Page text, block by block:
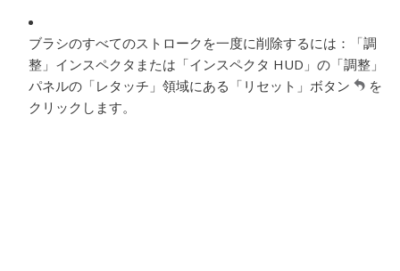
ブラシのすべてのストロークを一度に削除するには：
「調
整」インスペクタまたは「インスペクタ HUD」の「調整」
パネルの「レタッチ」領域にある「リセット」ボタン
を
クリックします。